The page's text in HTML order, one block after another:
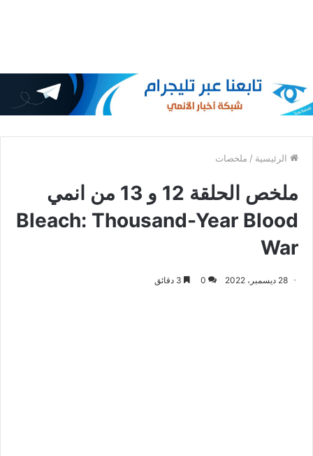
الرئيسية / ملخصات
ملخص الحلقة 12 و 13 من انمي
Bleach: Thousand-Year Blood
War
28 ديسمبر، 2022 0